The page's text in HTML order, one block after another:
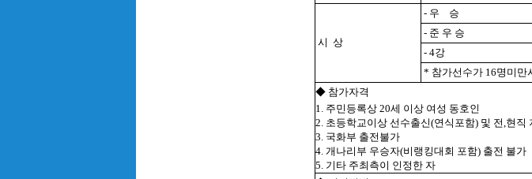
시 상
- 우 승
- 준 우 승
- 4강
* 참가선수가 16명미만
◆ 참가자격
1. 주민등록상 20세 이상 여성 동호인
2. 초등학교이상 선수출신(연식포함) 및 전,현직
3. 국화부 출전불가
4. 개나리부 우승자(비랭킹대회 포함) 출전 불가
5. 기타 주최측이 인정한 자